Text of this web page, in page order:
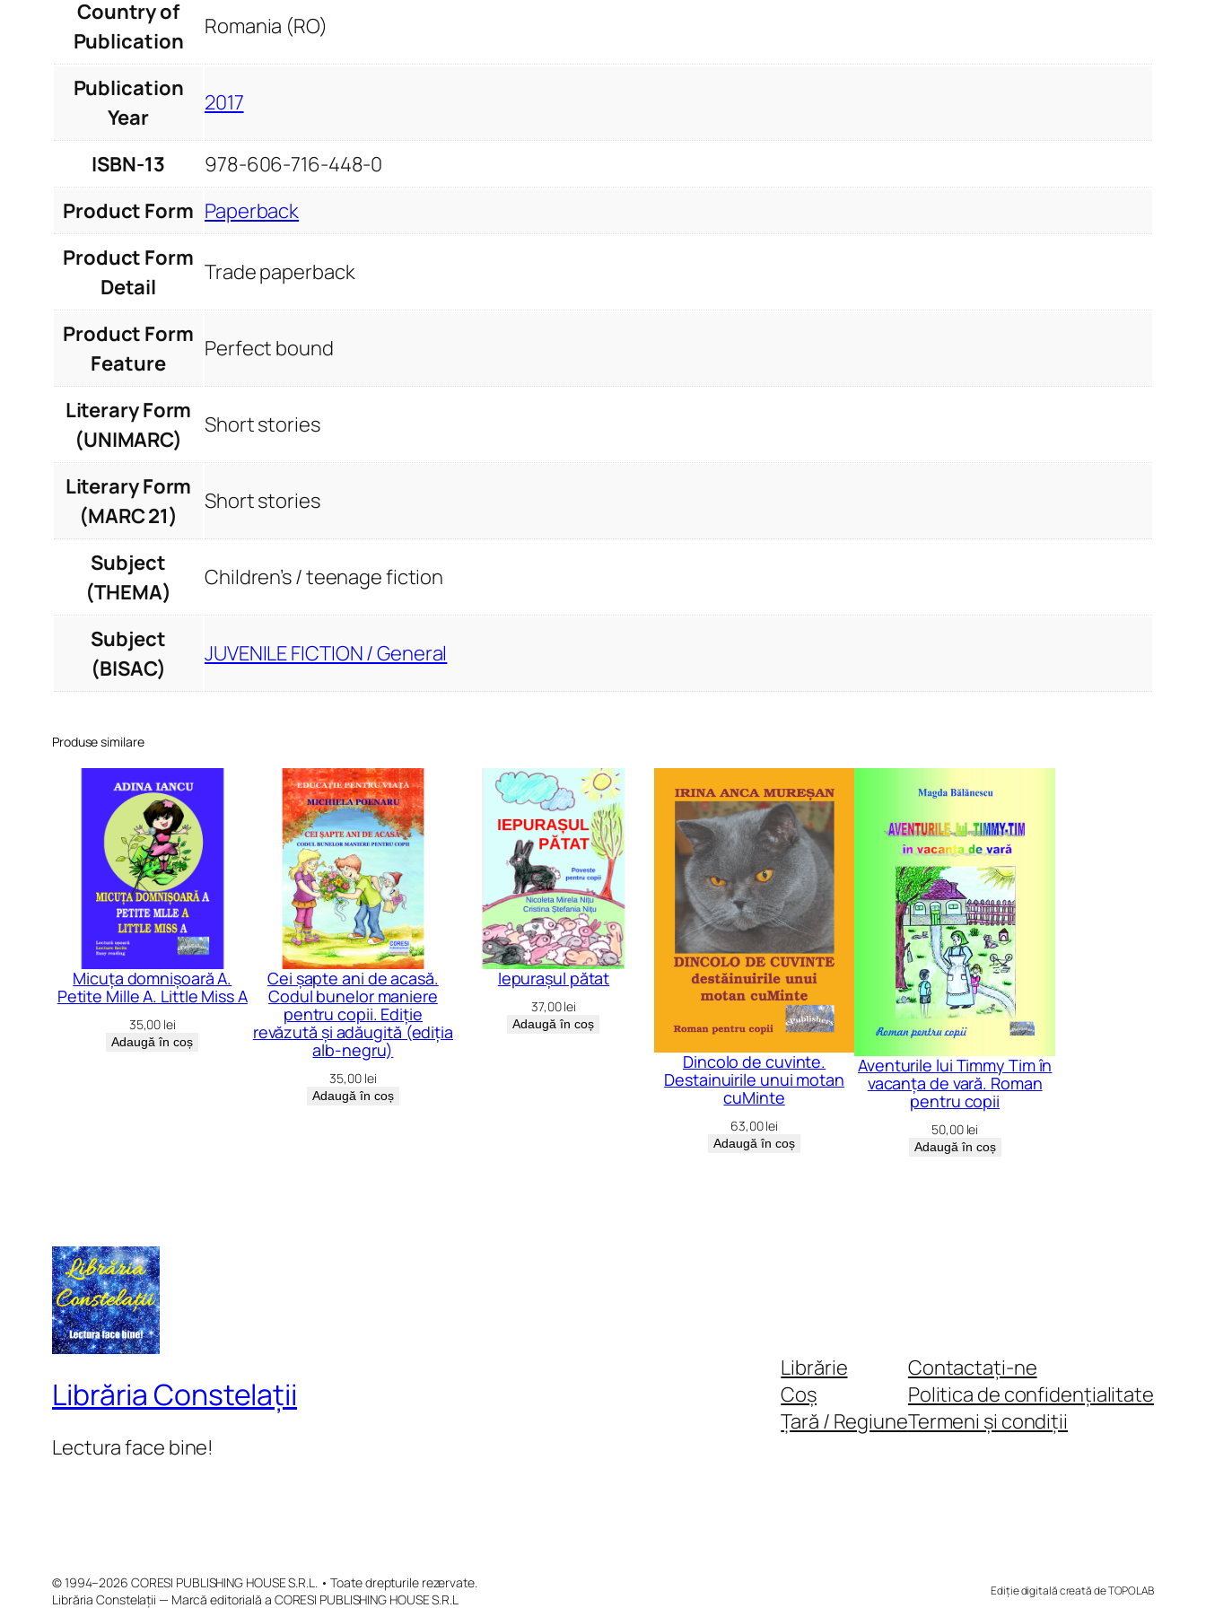
Country of
Publication
Romania (RO)
Publication
Year
2017
ISBN-13
978-606-716-448-0
Product Form Paperback
Product Form
Detail
Trade paperback
Product Form
Feature
Perfect bound
Literary Form
(UNIMARC)
Short stories
Literary Form
(MARC 21)
Short stories
Subject
(THEMA)
Children’s / teenage fiction
Subject
(BISAC)
JUVENILE FICTION / General
Produse similare
Micuța domnișoară A.
Petite Mille A. Little Miss A
35,00 lei
Adaugă în coș
Cei șapte ani de acasă.
Codul bunelor maniere
pentru copii. Ediție
revăzută și adăugită (ediția
alb-negru)
35,00 lei
Adaugă în coș
Iepurașul pătat
37,00lei
Adaugă în coș
Dincolo de cuvinte.
Destainuirile unui motan
cuMinte
63,00lei
Adaugă în coș
Aventurile lui Timmy Tim în
vacanța de vară. Roman
pentru copii
50,00 lei
Adaugă în coș
Librăria Constelații
Lectura face bine!
Librărie
Coș
Țară / Regiune
Contactați-ne
Politica de confidențialitate
Termeni și condiții
© 1994–2026 CORESI PUBLISHING HOUSE S.R.L. • Toate drepturile rezervate.
Librăria Constelații — Marcă editorială a CORESI PUBLISHING HOUSE S.R.L
Ediție digitală creată de TOPOLAB